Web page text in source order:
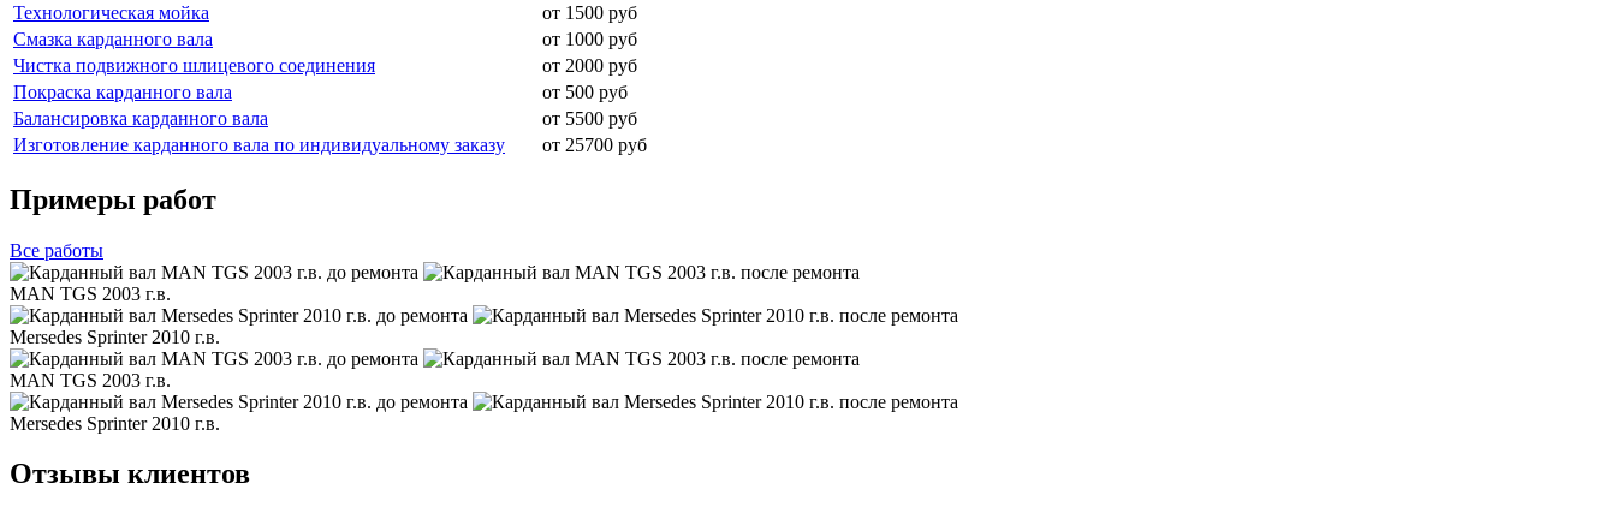
Технологическая мойка
от 1500 руб
Смазка карданного вала
от 1000 руб
Чистка подвижного шлицевого соединения
от 2000 руб
Покраска карданного вала
от 500 руб
Балансировка карданного вала
от 5500 руб
Изготовление карданного вала по индивидуальному заказу
от 25700 руб
Примеры работ
Все работы
MAN TGS 2003 г.в.
Mersedes Sprinter 2010 г.в.
MAN TGS 2003 г.в.
Mersedes Sprinter 2010 г.в.
Отзывы клиентов